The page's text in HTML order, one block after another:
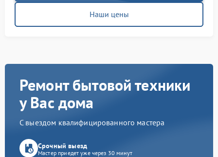
Наши цены
Ремонт бытовой техники
у Вас дома
С выездом квалифицированного мастера
Срочный выезд
Мастер приедет уже через 30 минут